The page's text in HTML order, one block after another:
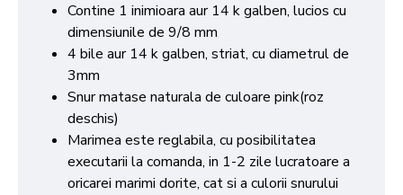
Contine 1 inimioara aur 14 k galben, lucios cu
dimensiunile de 9/8 mm
4 bile aur 14 k galben, striat, cu diametrul de
3mm
Snur matase naturala de culoare pink(roz
deschis)
Marimea este reglabila, cu posibilitatea
executarii la comanda, in 1-2 zile lucratoare a
oricarei marimi dorite, cat si a culorii snurului